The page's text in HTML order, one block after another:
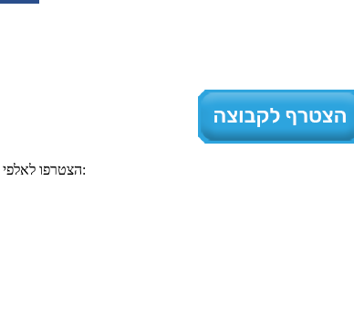
הצטרפו לאלפי אנשים שנהנים ממוזיקה חרדית וחסידית ברשתות החברתיות: